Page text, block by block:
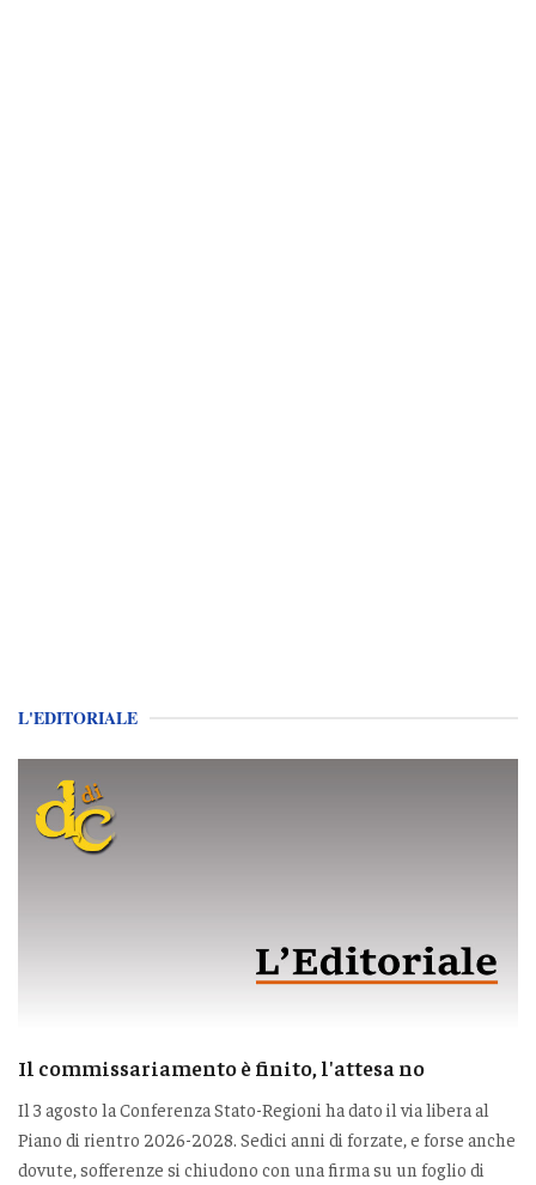
L'EDITORIALE
Il commissariamento è finito, l'attesa no
Il 3 agosto la Conferenza Stato-Regioni ha dato il via libera al
Piano di rientro 2026-2028. Sedici anni di forzate, e forse anche
dovute, sofferenze si chiudono con una firma su un foglio di